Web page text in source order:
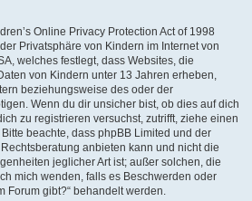
Online Privacy Protection Act of 1998
Privatsphäre von Kindern im Internet von
welches festlegt, dass Websites, die
von Kindern unter 13 Jahren erheben,
beziehungsweise des oder der
Wenn du dir unsicher bist, ob dies auf dich
zu registrieren versuchst, zutrifft, ziehe einen
beachte, dass phpBB Limited und der
anbieten kann und nicht die
jeglicher Art ist; außer solchen, die
mich wenden, falls es Beschwerden oder
Forum gibt?“ behandelt werden.